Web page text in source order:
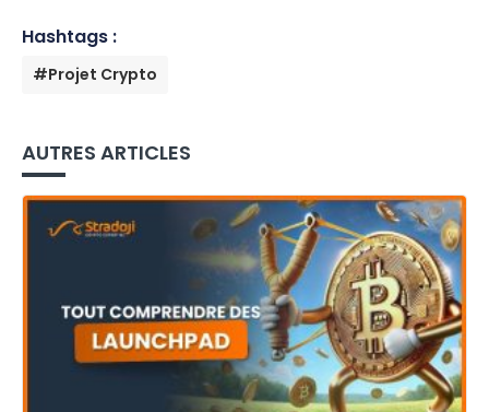
Hashtags :
#Projet Crypto
AUTRES ARTICLES